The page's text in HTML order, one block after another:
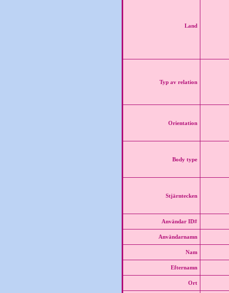
Land
Typ av relation
Orientation
Body type
Stjärntecken
Användar ID#
Användarnamn
Nam
Efternamn
Ort